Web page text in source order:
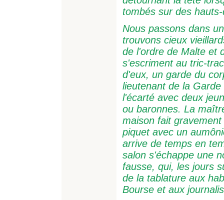
tombés sur des
Nous passons dans
trouvons cieux
de l'ordre de Malte et
s'escriment au tric-
d'eux, un garde du
lieutenant de la
l'écarté avec deux
ou baronnes. La
maison fait
piquet avec un
arrive de temps en
salon s'échappe une
fausse, qui, les jours
de la tablature aux
Bourse et aux